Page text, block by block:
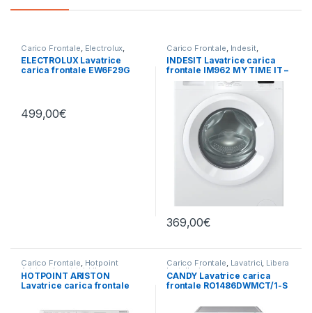
Carico Frontale Electrolux
Lavatrici,Libera Installazione
ELECTROLUX Lavatrice
carica frontale EW6F29G
499,00€
Carico Frontale Indesit,
Lavatrici, Libera Installazione
INDESIT Lavatrice carica
frontale IM962 MY TIME IT –
LAVATRICE 9KG 1200 GIRI
369,00€
Carico Frontale, Hotpoint
Ariston, Lavatrici,Libera
Installazione
HOTPOINT ARISTON
Lavatrice carica frontale
Carico Frontale, Lavatrici, Libera
Installazione
CANDY Lavatrice carica
frontale RO1486DWMCT/1-S